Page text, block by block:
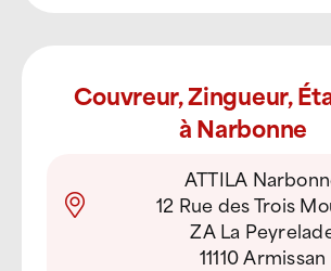
Couvreur, Zingueur,
à Narbonne
ATTILA
12 Rue des Trois
ZA La
11110 Armissan